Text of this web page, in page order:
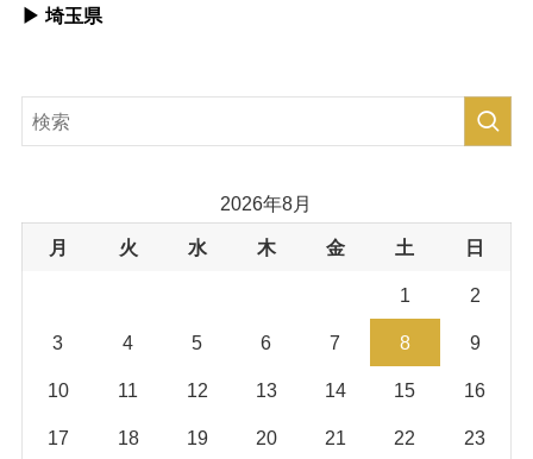
▶︎ 埼玉県
2026年8月
月 火 水 木 金 土 日
1 2
3 4 5 6 7 8 9
10 11 12 13 14 15 16
17 18 19 20 21 22 23